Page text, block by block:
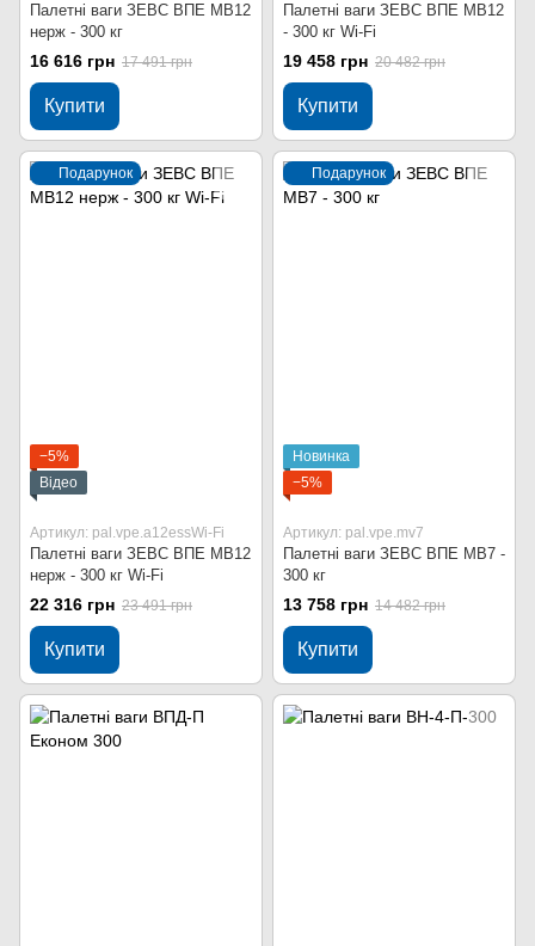
Палетні ваги ЗЕВС ВПЕ МВ12
нерж - 300 кг
16 616 грн 17 491 грн
Купити
Палетні ваги ЗЕВС ВПЕ МВ12
- 300 кг Wi-Fi
19 458 грн 20 482 грн
Купити
Подарунок
−5%
Відео
Артикул: pal.vpe.a12essWi-Fi
Палетні ваги ЗЕВС ВПЕ МВ12
нерж - 300 кг Wi-Fi
22 316 грн 23 491 грн
Купити
Подарунок
Новинка
−5%
Артикул: pal.vpe.mv7
Палетні ваги ЗЕВС ВПЕ МВ7 -
300 кг
13 758 грн 14 482 грн
Купити